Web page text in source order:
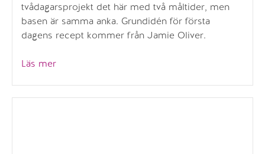
tvådagarsprojekt det här med två måltider, men
basen är samma anka. Grundidén för första
dagens recept kommer från Jamie Oliver.
Läs mer”Nordafrikansk